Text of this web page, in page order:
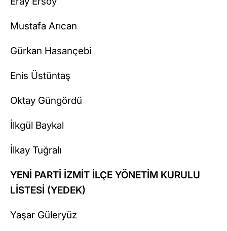
Mustafa Arıcan
Gürkan Hasançebi
Enis Üstüntaş
Oktay Güngördü
İlkgül Baykal
İlkay Tuğralı
YENİ PARTİ İZMİT İLÇE YÖNETİM KURULU
LİSTESİ (YEDEK)
Yaşar Güleryüz